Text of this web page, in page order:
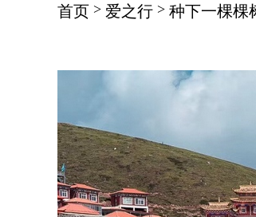
首页 > 爱之行 > 种下一棵棵